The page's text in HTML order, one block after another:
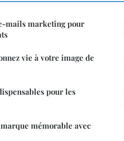
mails marketing pour
vie à votre image de
pour les
mémorable avec